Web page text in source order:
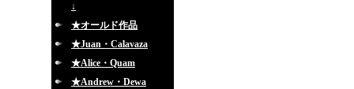
↓
★オールド作品
★Juan・Calavaza
★Alice・Quam
★Andrew・Dewa